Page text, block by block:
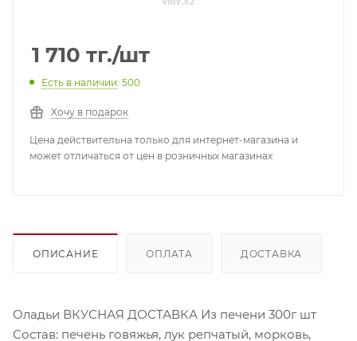
1 710 тг./шт
Есть в наличии: 500
Хочу в подарок
Цена действительна только для интернет-магазина и
может отличаться от цен в розничных магазинах
ОПИСАНИЕ ОПЛАТА ДОСТАВКА
Оладьи ВКУСНАЯ ДОСТАВКА Из печени 300г шт
Состав: печень говяжья, лук репчатый, морковь,